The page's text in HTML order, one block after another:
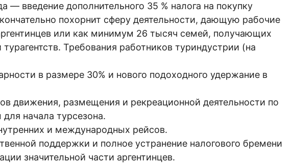
— введение дополнительного 35 % налога на покупку
похорнит сферу деятельности, дающую рабочие
или как минимум 26 тысяч семей, получающих
Требования работников туриндустрии (на
в размере 30% и нового подоходного удержание в
движения, размещения и рекреационной деятельности по
начала турсезона.
и международных рейсов.
поддержки и полное устранение налогового бремени
значительной части аргентинцев.